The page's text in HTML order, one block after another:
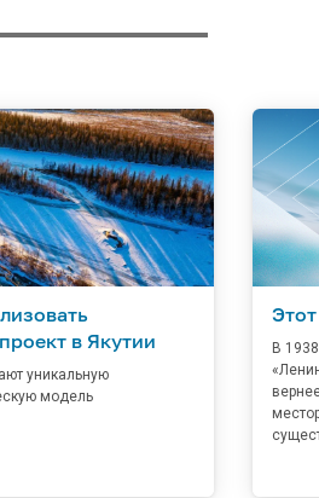
в Якутии
уникальную
модель
В